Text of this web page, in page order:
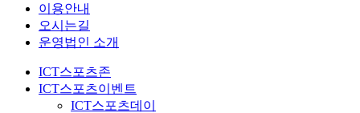
이용안내
오시는길
운영법인 소개
ICT스포츠존
ICT스포츠이벤트
ICT스포츠데이